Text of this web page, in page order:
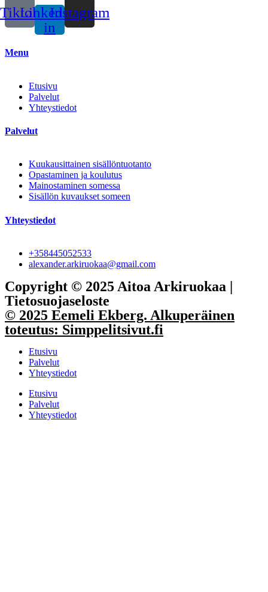
TiktokLinkedin-
in
Instagram
Menu
Etusivu
Palvelut
Yhteystiedot
Palvelut
Kuukausittainen sisällöntuotanto
Opastaminen ja koulutus
Mainostaminen somessa
Sisällön kuvaukset someen
Yhteystiedot
+358445052533
alexander.arkiruokaa@gmail.com
Copyright © 2025 Aitoa Arkiruokaa |
Tietosuojaseloste
© 2025 Eemeli Ekberg. Alkuperäinen
toteutus: Simppelitsivut.fi
Etusivu
Palvelut
Yhteystiedot
Etusivu
Palvelut
Yhteystiedot